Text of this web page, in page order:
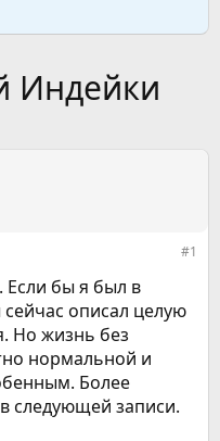
Индейки
#1
Если бы я был в
описал целую
Но жизнь без
нормальной и
Более
следующей записи.